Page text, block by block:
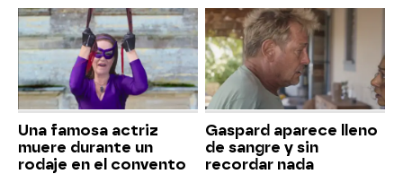
Una famosa actriz
muere durante un
rodaje en el convento
Gaspard aparece lleno
de sangre y sin
recordar nada